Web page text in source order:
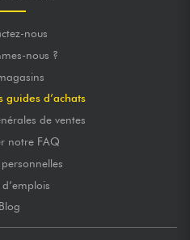
nous
nous ?
guides d’achats
de ventes
notre FAQ
Blog